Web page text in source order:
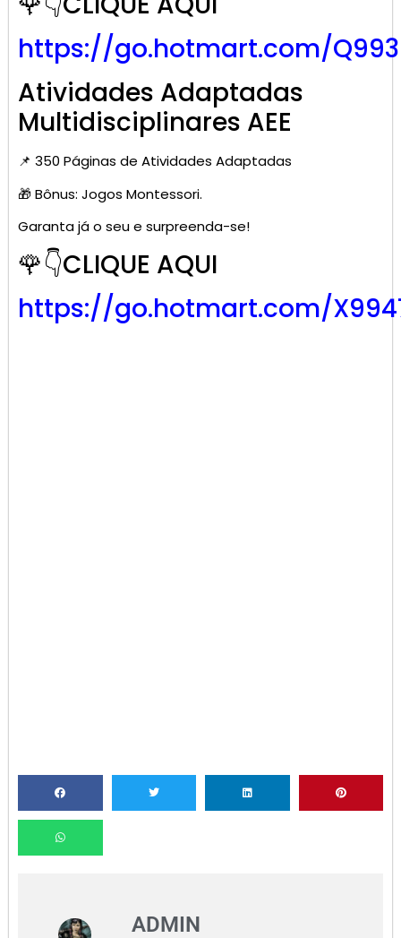
https://go.hotmart.com/
Atividades Adaptadas
Multidisciplinares AEE
📌 350 Páginas de Atividades Adaptadas
🎁 Bônus: Jogos Montessori.
Garanta já o seu e surpreenda-se!
🌹👇CLIQUE AQUI
https://go.hotmart.com/
ADMIN